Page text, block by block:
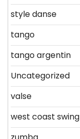
style danse
tango
tango argentin
Uncategorized
valse
west coast swing